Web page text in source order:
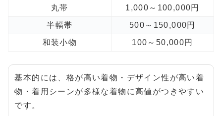
丸帯 1,000～100,000円
半幅帯 500～150,000円
和装小物 100～50,000円
基本的には、格が高い着物・デザイン性が高い着
物・着用シーンが多様な着物に高値がつきやすい
です。